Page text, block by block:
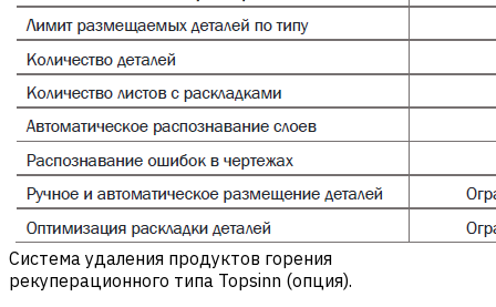
Система удаления продуктов горения
рекуперационного типа Topsinn (опция).